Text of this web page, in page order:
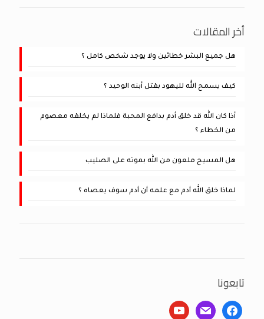
أخر المقالات
هل جميع البشر خطائين ولا يوجد شخص كامل ؟
كيف يسمح الله لليهود بقتل أبنه الوحيد ؟
أذا كان الله قد خلق أدم بدافع المحبة فلماذا لم يخلقه معصوم
من الخطاء ؟
هل المسيح ملعون من الله بموته على الصليب
لماذا خلق الله أدم مع علمه أن أدم سوف يعصاه ؟
تابعونا
facebook
mail
youtube